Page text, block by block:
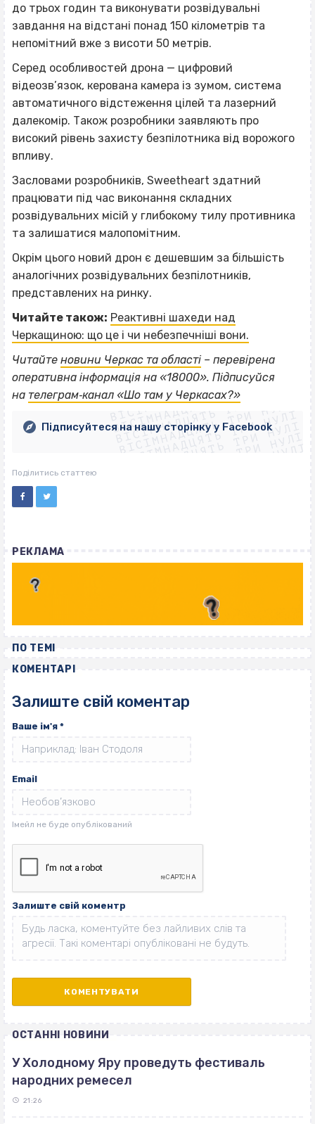
до трьох годин та виконувати розвідувальні
завдання на відстані понад 150 кілометрів та
непомітний вже з висоти 50 метрів.
Серед особливостей дрона — цифровий
відеозв’язок, керована камера із зумом, система
автоматичного відстеження цілей та лазерний
далекомір. Також розробники заявляють про
високий рівень захисту безпілотника від ворожого
впливу.
Засловами розробників, Sweetheart здатний
працювати під час виконання складних
розвідувальних місій у глибокому тилу противника
та залишатися малопомітним.
Окрім цього новий дрон є дешевшим за більшість
аналогічних розвідувальних безпілотників,
представлених на ринку.
Читайте також: Реактивні шахеди над
Черкащиною: що це і чи небезпечніші вони.
Читайте новини Черкас та області – перевірена
оперативна інформація на «18000». Підписуйся
на телеграм‐канал «Шо там у Черкасах?»
ВІСІМНАДЦЯТЬ ТРИ НУЛІ
ВІСІМНАДЦЯТЬ ТРИ НУЛІ
ВІСІМНАДЦЯТЬ ТРИ НУЛІ
ВІСІМНАДЦЯТЬ ТРИ НУЛІ
ВІСІМНАДЦЯТЬ ТРИ НУЛІ
ВІСІМНАДЦЯТЬ ТРИ НУЛІ
ВІСІМНАДЦЯТЬ ТРИ НУЛІ
ВІСІМНАДЦЯТЬ ТРИ НУЛІ
Підписуйтеся на нашу сторінку у Facebook
Поділитись статтею
РЕКЛАМА
ПО ТЕМІ
КОМЕНТАРІ
Залиште свій коментар
Ваше ім'я *
Email
Залиште свій коментр
ОСТАННІ НОВИНИ
У Холодному Яру проведуть фестиваль
народних ремесел
21:26